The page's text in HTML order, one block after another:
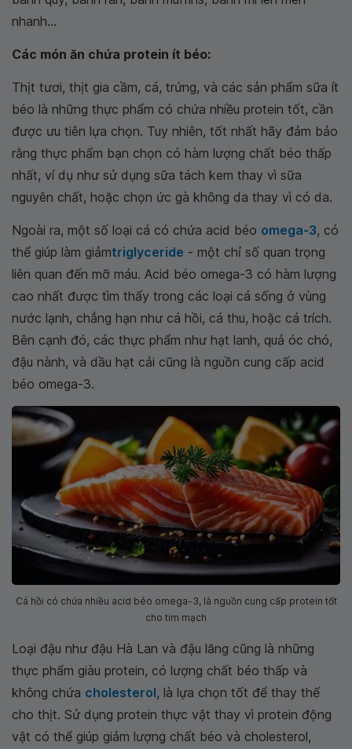
nhanh...
Các món ăn chứa protein ít béo:
Thịt tươi, thịt gia cầm, cá, trứng, và các sản phẩm sữa ít
béo là những thực phẩm có chứa nhiều protein tốt, cần
được ưu tiên lựa chọn. Tuy nhiên, tốt nhất hãy đảm bảo
rằng thực phẩm bạn chọn có hàm lượng chất béo thấp
nhất, ví dụ như sử dụng sữa tách kem thay vì sữa
nguyên chất, hoặc chọn ức gà không da thay vì có da.
Ngoài ra, một số loại cá có chứa acid béo omega-3, có
thể giúp làm giảmtriglyceride - một chỉ số quan trọng
liên quan đến mỡ máu. Acid béo omega-3 có hàm lượng
cao nhất được tìm thấy trong các loại cá sống ở vùng
nước lạnh, chẳng hạn như cá hồi, cá thu, hoặc cá trích.
Bên cạnh đó, các thực phẩm như hạt lanh, quả óc chó,
đậu nành, và dầu hạt cải cũng là nguồn cung cấp acid
béo omega-3.
Cá hồi có chứa nhiều acid béo omega-3, là nguồn cung cấp protein tốt
cho tim mạch
Loại đậu như đậu Hà Lan và đậu lăng cũng là những
thực phẩm giàu protein, có lượng chất béo thấp và
không chứa cholesterol, là lựa chọn tốt để thay thế
cho thịt. Sử dụng protein thực vật thay vì protein động
vật có thể giúp giảm lượng chất béo và cholesterol,